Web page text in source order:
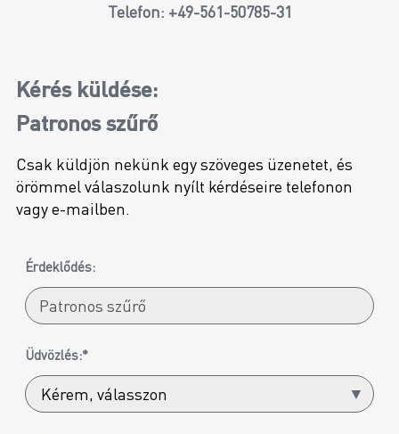
Telefon: +49-561-50785-31
Kérés küldése:
Patronos szűrő
Csak küldjön nekünk egy szöveges üzenetet, és
örömmel válaszolunk nyílt kérdéseire telefonon
vagy e-mailben.
Érdeklődés:
Üdvözlés:*